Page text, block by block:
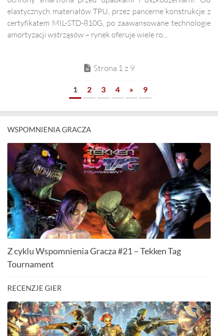
elastycznych materiałów TPU, przez pancerne konstrukcje z
certyfikatem MIL-STD-810G, po zaawansowane technologie
amortyzacji wstrząsów – rynek oferuje wiele ro...
Strona 1 z 9
1 2 3 4 » 9
WSPOMNIENIA GRACZA
Z cyklu Wspomnienia Gracza #21 – Tekken Tag
Tournament
RECENZJE GIER